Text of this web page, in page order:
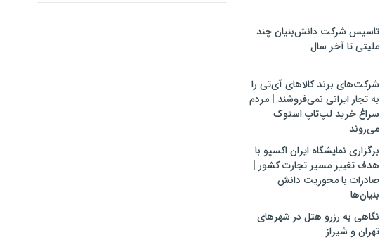
تاسیس شرکت دانش‌بنیان چند
ملیتی تا آخر سال
شرکت‌های برند کالاهای آی‌تی را
به تجار ایرانی نمی‌فروشند | مردم
سراغ خرید لپ‌تاپ استوک
می‌روند
برگزاری نمایشگاه ایران اکسپو با
هدف تغییر مسیر تجارت کشور |
صادرات با محوریت دانش
بنیان‌ها
نگاهی به رزرو هتل در شهرهای
تهران و شیراز